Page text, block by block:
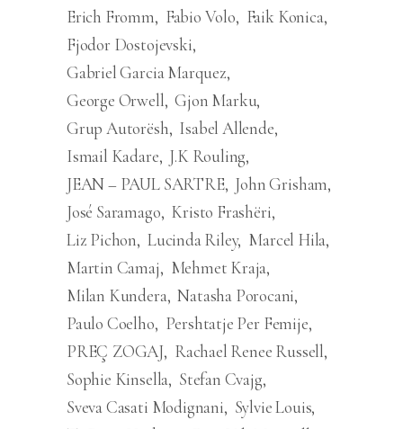
Erich Fromm
Fabio Volo
Faik Konica
Fjodor Dostojevski
Gabriel Garcia Marquez
George Orwell Gjon Marku
Grup Autorësh Isabel Allende
Ismail Kadare J.K Rouling
JEAN – PAUL SARTRE John Grisham
José Saramago Kristo Frashëri
Liz Pichon Lucinda Riley Marcel Hila
Martin Camaj
Mehmet Kraja
Milan Kundera Natasha Porocani
Paulo Coelho
Pershtatje Per Femije
PREÇ ZOGAJ
Rachael Renee Russell
Sophie Kinsella Stefan Cvajg
Sveva Casati Modignani
Sylvie Louis